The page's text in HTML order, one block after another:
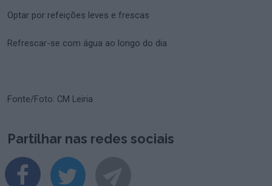
Optar por refeições leves e frescas
Refrescar-se com água ao longo do dia
Fonte/Foto: CM Leiria
Partilhar nas redes sociais